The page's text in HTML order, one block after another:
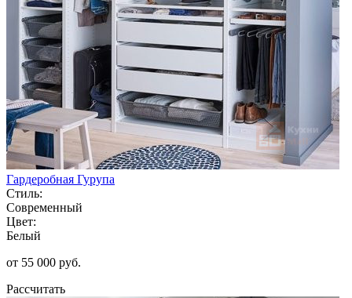
Гардеробная Гурупа
Стиль:
Современный
Цвет:
Белый
от 55 000 руб.
Рассчитать